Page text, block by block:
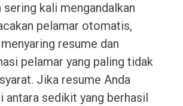
sering kali mengandalkan
pelamar otomatis,
resume dan
pelamar yang paling tidak
Jika resume Anda
antara sedikit yang berhasil